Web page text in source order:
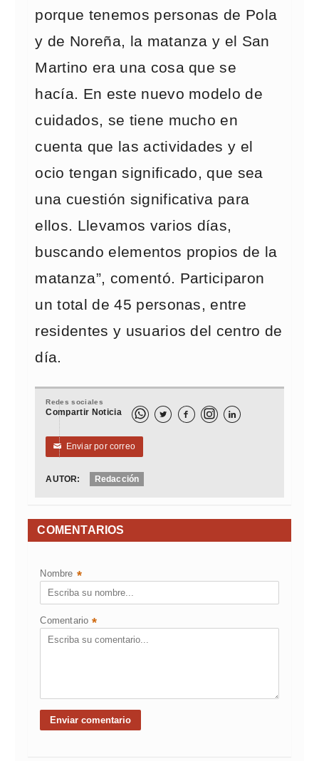
porque tenemos personas de Pola
y de Noreña, la matanza y el San
Martino era una cosa que se
hacía. En este nuevo modelo de
cuidados, se tiene mucho en
cuenta que las actividades y el
ocio tengan significado, que sea
una cuestión significativa para
ellos. Llevamos varios días,
buscando elementos propios de la
matanza”, comentó. Participaron
un total de 45 personas, entre
residentes y usuarios del centro de
día.
Redes sociales
Compartir Noticia   
✉ Enviar por correo
AUTOR: Redacción
COMENTARIOS
Nombre *
Comentario *